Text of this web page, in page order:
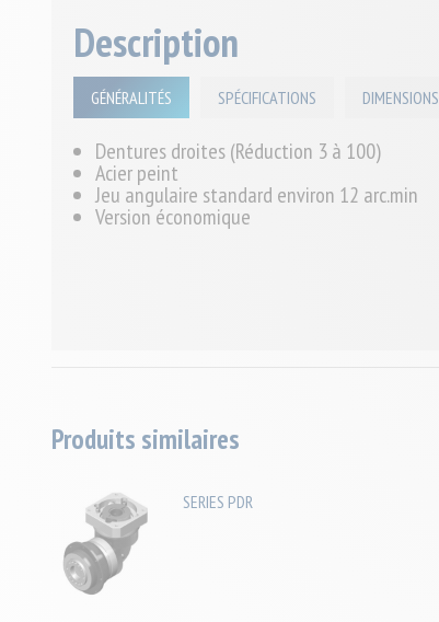
Description
GÉNÉRALITÉS SPÉCIFICATIONS DIMENSIONS
Dentures droites (Réduction 3 à 100)
Acier peint
Jeu angulaire standard environ 12 arc.min
Version économique
Produits similaires
SERIES PDR